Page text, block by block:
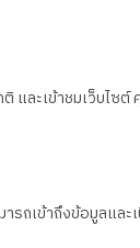
ละเข้าชมเว็บไซ
เข้าถึงข้อมูลแล